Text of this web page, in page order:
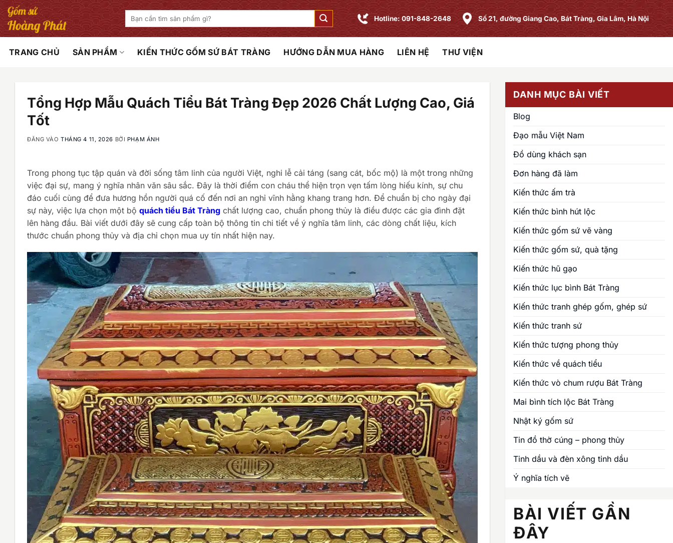
Bỏ
qua
nội
Tìm
kiếm:
Hotline: 091-848-2648 Số 21, đường Giang Cao, Bát Tràng, Gia Lâm, Hà Nội
TRANG CHỦ SẢN PHẨM KIẾN THỨC GỐM SỨ BÁT TRÀNG HƯỚNG DẪN MUA HÀNG LIÊN HỆ THƯ VIỆN
Tổng Hợp Mẫu Quách Tiểu Bát Tràng Đẹp 2026 Chất Lượng Cao, Giá
Tốt
ĐĂNG VÀOTHÁNG 4 11, 2026 BỞI PHẠM ÁNH
Trong phong tục tập quán và đời sống tâm linh của người Việt, nghi lễ cải táng (sang cát, bốc mộ) là một trong những
việc đại sự, mang ý nghĩa nhân văn sâu sắc. Đây là thời điểm con cháu thể hiện trọn vẹn tấm lòng hiếu kính, sự chu
đáo cuối cùng để đưa hương hồn người quá cố đến nơi an nghỉ vĩnh hằng khang trang hơn. Để chuẩn bị cho ngày đại
sự này, việc lựa chọn một bộ quách tiểu Bát Tràng chất lượng cao, chuẩn phong thủy là điều được các gia đình đặt
lên hàng đầu. Bài viết dưới đây sẽ cung cấp toàn bộ thông tin chi tiết về ý nghĩa tâm linh, các dòng chất liệu, kích
thước chuẩn phong thủy và địa chỉ chọn mua uy tín nhất hiện nay.
DANH MỤC BÀI VIẾT
Blog
Đạo mẫu Việt Nam
Đồ dùng khách sạn
Đơn hàng đã làm
Kiến thức ấm trà
Kiến thức bình hút lộc
Kiến thức gốm sứ vẽ vàng
Kiến thức gốm sứ, quà tặng
Kiến thức hũ gạo
Kiến thức lục bình Bát Tràng
Kiến thức tranh ghép gốm, ghép sứ
Kiến thức tranh sứ
Kiến thức tượng phong thủy
Kiến thức về quách tiểu
Kiến thức vò chum rượu Bát Tràng
Mai bình tích lộc Bát Tràng
Nhật ký gốm sứ
Tin đồ thờ cúng – phong thủy
Tinh dầu và đèn xông tinh dầu
Ý nghĩa tích vẽ
BÀI VIẾT GẦN
ĐÂY